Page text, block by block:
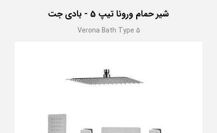
شیر حمام ورونا تیپ 5 - بادی جت
Verona Bath Type 5